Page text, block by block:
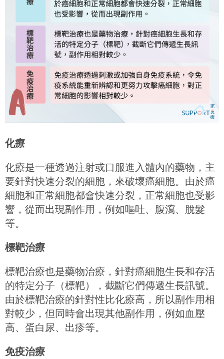
化療
化療是一種透過注射或口服進入體內的藥物，主
要針對快速分裂的細胞，來破壞癌細胞。由於癌
細胞和正常細胞都會快速分裂，正常細胞也受影
響，從而出現副作用，例如嘔吐、腹瀉、脫髮
等。
標靶治療
標靶治療也是藥物治療，針對癌細胞生長和存活
的特定分子（標靶），截斷它們傳遞生長訊號。
由於標靶治療的針對性比化療高，所以副作用相
對較少，但同時會出現其他副作用，例如血壓
高、蛋白尿、出疹等。
免疫治療